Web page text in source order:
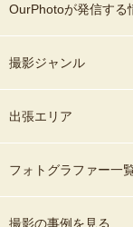
OurPhotoが発信する
撮影ジャンル
出張エリア
フォトグラファー一
撮影の事例を見る